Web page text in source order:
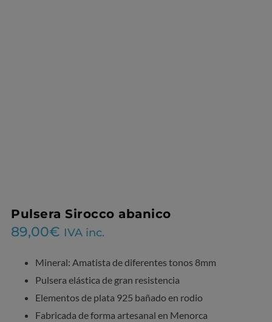
Pulsera Sirocco abanico
89,00€ IVA inc.
Mineral: Amatista de diferentes tonos 8mm
Pulsera elástica de gran resistencia
Elementos de plata 925 bañado en rodio
Fabricada de forma artesanal en Menorca